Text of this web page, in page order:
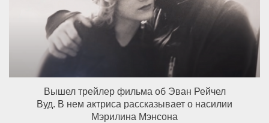
Вышел трейлер фильма об Эван Рейчел
Вуд. В нем актриса рассказывает о насилии
Мэрилина Мэнсона